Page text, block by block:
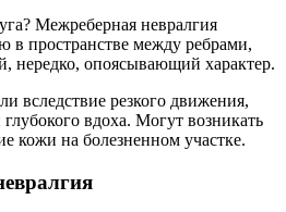
Межреберная невралгия
в пространстве между ребрами,
нередко, опоясывающий характер.
вследствие резкого движения,
вдоха. Могут возникать
кожи на болезненном участке.